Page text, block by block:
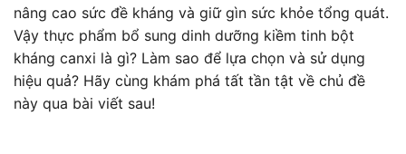
nâng cao sức đề kháng và giữ gìn sức khỏe tổng quát.
Vậy thực phẩm bổ sung dinh dưỡng kiềm tinh bột
kháng canxi là gì? Làm sao để lựa chọn và sử dụng
hiệu quả? Hãy cùng khám phá tất tần tật về chủ đề
này qua bài viết sau!